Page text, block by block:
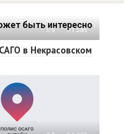
быть интересно
0 1 285
в Некрасовском